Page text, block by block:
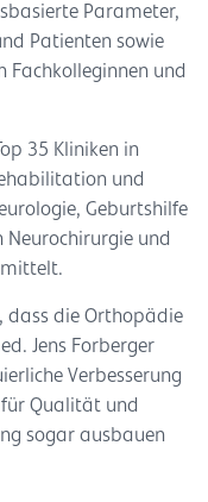
Parameter,
Patienten sowie
Fachkolleginnen und
35 Kliniken in
und
Geburtshilfe
Neurochirurgie und
dass die Orthopädie
Jens Forberger
Verbesserung
Qualität und
sogar ausbauen